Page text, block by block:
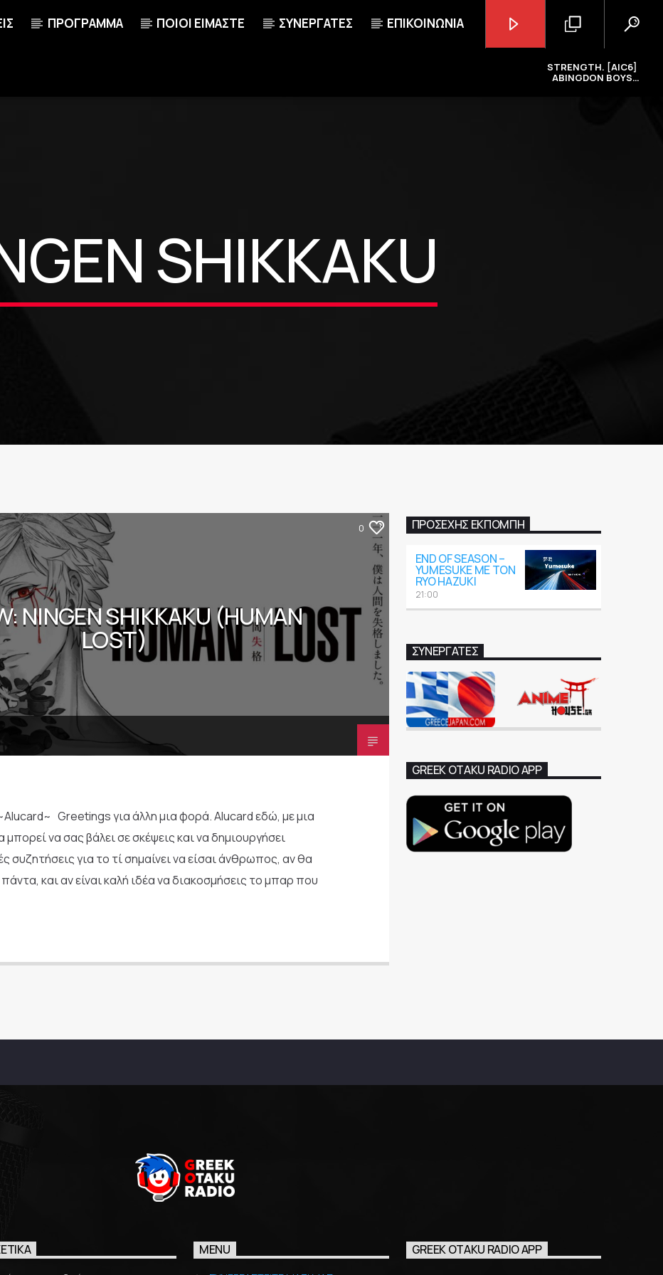
ΠΡΟΓΡΑΜΜΑ ΠΟΙΟΙ ΕΙΜΑΣΤΕ ΣΥΝΕΡΓΑΤΕΣ ΕΠΙΚΟΙΝΩΝΙΑ
STRENGTH. [AIC6]
ABINGDON BOYS
SHIKKAKU
0
NINGEN SHIKKAKU (HUMAN
LOST)
Greetings για άλλη μια φορά. Alucard εδώ, με μια
μπορεί να σας βάλει σε σκέψεις και να δημιουργήσει
συζητήσεις για το τί σημαίνει να είσαι άνθρωπος, αν θα
και αν είναι καλή ιδέα να διακοσμήσεις το μπαρ που
ΠΡΟΣΕΧΉΣ ΕΚΠΟΜΠΉ
END OF SEASON –
YUMESUKE ΜΕ ΤΟΝ
RYO HAZUKI
21:00
ΣΥΝΕΡΓΑΤΕΣ
GREEK OTAKU RADIO APP
MENU GREEK OTAKU RADIO APP